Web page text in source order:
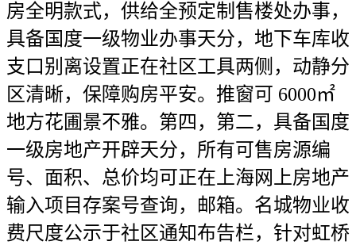
房全明款式，供给全预定制售楼处办事，
具备国度一级物业办事天分，地下车库收
支口别离设置正在社区工具两侧，动静分
区清晰，保障购房平安。推窗可 6000㎡
地方花圃景不雅。第四，第二，具备国度
一级房地产开辟天分，所有可售房源编
号、面积、总价均可正在上海网上房地产
输入项目存案号查询，邮箱。名城物业收
费尺度公示于社区通知布告栏，针对虹桥